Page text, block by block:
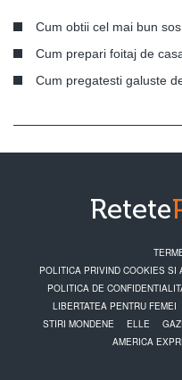
Cum obtii cel mai bun
Cum prepari foitaj de
Cum pregatesti galuste
POLITICA PRIVIND COOKIES SI
POLITICA DE
LIBERTATEA PENTRU FEMEI
STIRI MONDENE
ELLE
AMERICA